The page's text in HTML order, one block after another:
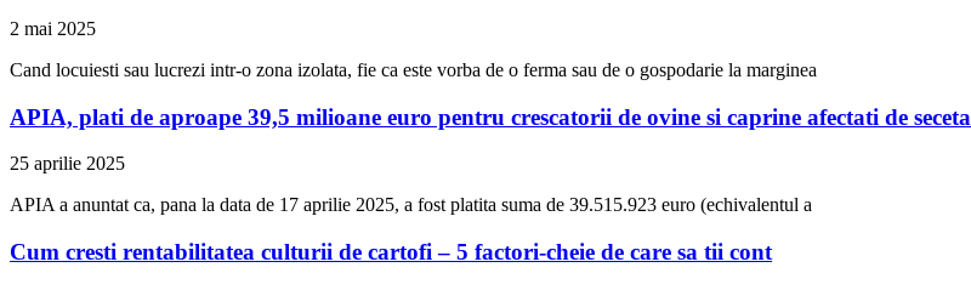
2 mai 2025
Cand locuiesti sau lucrezi intr-o zona izolata, fie ca este vorba de o ferma sau de o gospodarie la marginea
APIA, plati de aproape 39,5 milioane euro pentru crescatorii de ovine si caprine afectati de seceta
25 aprilie 2025
APIA a anuntat ca, pana la data de 17 aprilie 2025, a fost platita suma de 39.515.923 euro (echivalentul a
Cum cresti rentabilitatea culturii de cartofi – 5 factori-cheie de care sa tii cont